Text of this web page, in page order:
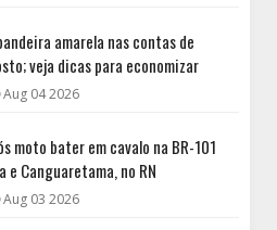
amarela nas contas de
veja dicas para economizar
Aug 04 2026
moto bater em cavalo na BR-101
e Canguaretama, no RN
Aug 03 2026